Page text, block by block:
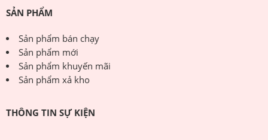
SẢN PHẨM
Sản phẩm bán chạy
Sản phẩm mới
Sản phẩm khuyến mãi
Sản phẩm xả kho
THÔNG TIN SỰ KIỆN